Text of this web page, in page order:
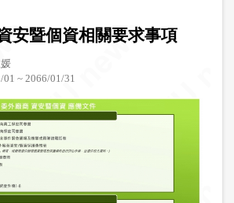
安暨個資相關要求事項
~ 2066/01/31